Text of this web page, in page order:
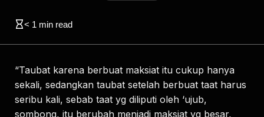
< 1 min read
“Taubat karena berbuat maksiat itu cukup hanya
sekali, sedangkan taubat setelah berbuat taat harus
seribu kali, sebab taat yg diliputi oleh ‘ujub,
sombong, itu berubah menjadi maksiat yg besar,